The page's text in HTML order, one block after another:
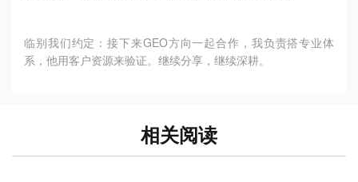
临别我们约定：接下来GEO方向一起合作，我负责搭专业体
系，他用客户资源来验证。继续分享，继续深耕。
相关阅读